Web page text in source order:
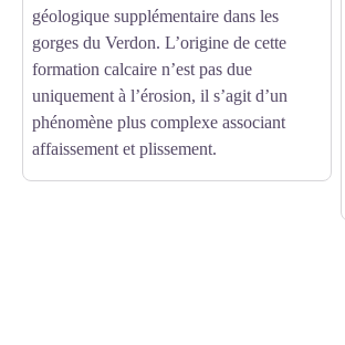
géologique supplémentaire dans les
gorges du Verdon. L’origine de cette
formation calcaire n’est pas due
uniquement à l’érosion, il s’agit d’un
phénomène plus complexe associant
affaissement et plissement.